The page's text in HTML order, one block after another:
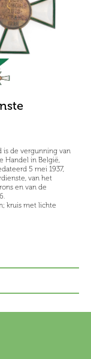
is de vergunning van
Handel in België,
5 mei 1937,
van het
en van de
kruis met lichte